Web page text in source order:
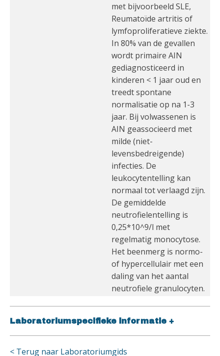
met bijvoorbeeld SLE,
Reumatoïde artritis of
lymfoproliferatieve ziekte.
In 80% van de gevallen
wordt primaire AIN
gediagnosticeerd in
kinderen < 1 jaar oud en
treedt spontane
normalisatie op na 1-3
jaar. Bij volwassenen is
AIN geassocieerd met
milde (niet-
levensbedreigende)
infecties. De
leukocytentelling kan
normaal tot verlaagd zijn.
De gemiddelde
neutrofielentelling is
0,25*10^9/l met
regelmatig monocytose.
Het beenmerg is normo-
of hypercellulair met een
daling van het aantal
neutrofiele granulocyten.
Laboratoriumspecifieke informatie +
< Terug naar Laboratoriumgids